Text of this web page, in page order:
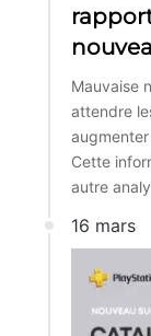
Mauvaise
attendre
Cette
autre
16 mars